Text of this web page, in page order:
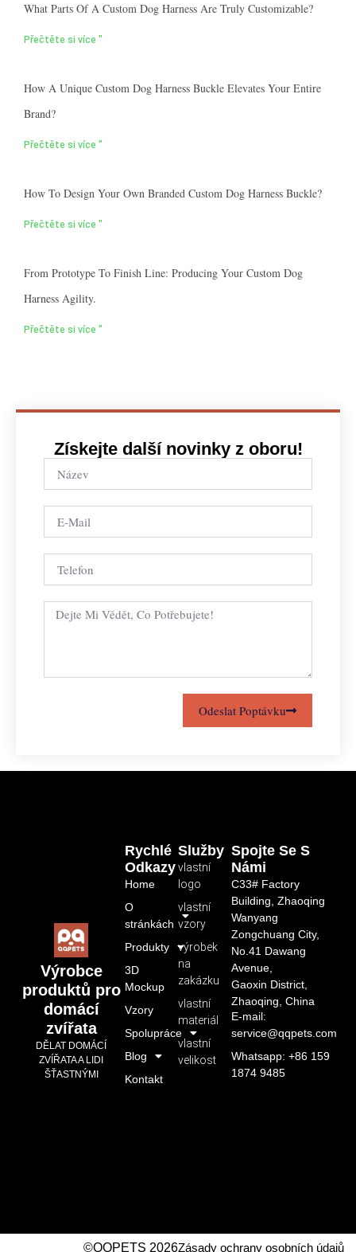
What Parts Of A Custom Dog Harness Are Truly Customizable?
Přečtěte si více "
How A Unique Custom Dog Harness Buckle Elevates Your Entire
Brand?
Přečtěte si více "
How To Design Your Own Branded Custom Dog Harness Buckle?
Přečtěte si více "
From Prototype To Finish Line: Producing Your Custom Dog
Harness Agility.
Přečtěte si více "
Získejte další novinky z oboru!
Odeslat Poptávku
Výrobce
produktů pro
domácí
zvířata
DĚLAT DOMÁCÍ
ZVÍŘATA A LIDI
ŠŤASTNÝMI
Služby
vlastní
logo
vlastní
vzory
výrobek
na
zakázku
vlastní
materiál
vlastní
velikost
Rychlé
Odkazy
Home
O
stránkách
Produkty
3D
Mockup
Vzory
Spolupráce
Blog
Kontakt
Spojte Se S
Námi
C33# Factory
Building, Zhaoqing
Wanyang
Zongchuang City,
No.41 Dawang
Avenue,
Gaoxin District,
Zhaoqing, China
E-mail:
service@qqpets.com
Whatsapp: +86 159
1874 9485
©QQPETS 2026Zásady ochrany osobních údajů